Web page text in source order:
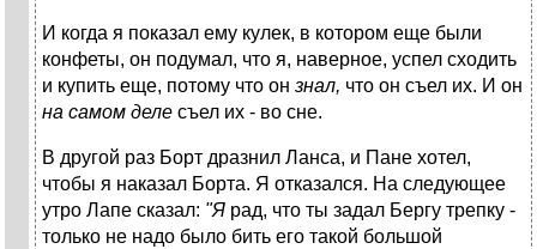
И когда я показал ему кулек, в котором еще были
конфеты, он подумал, что я, наверное, успел сходить
и купить еще, потому что он знал, что он съел их. И он
на самом деле съел их - во сне.
В другой раз Борт дразнил Ланса, и Пане хотел,
чтобы я наказал Борта. Я отказался. На следующее
утро Лапе сказал: "Я рад, что ты задал Бергу трепку -
только не надо было бить его такой большой